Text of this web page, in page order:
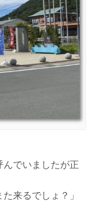
んでいましたが正
来るでしょ？」